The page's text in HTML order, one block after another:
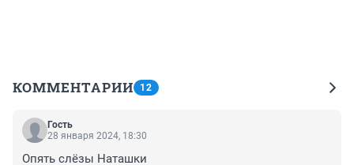
КОММЕНТАРИИ 12
Гость
28 января 2024, 18:30
Опять слёзы Наташки